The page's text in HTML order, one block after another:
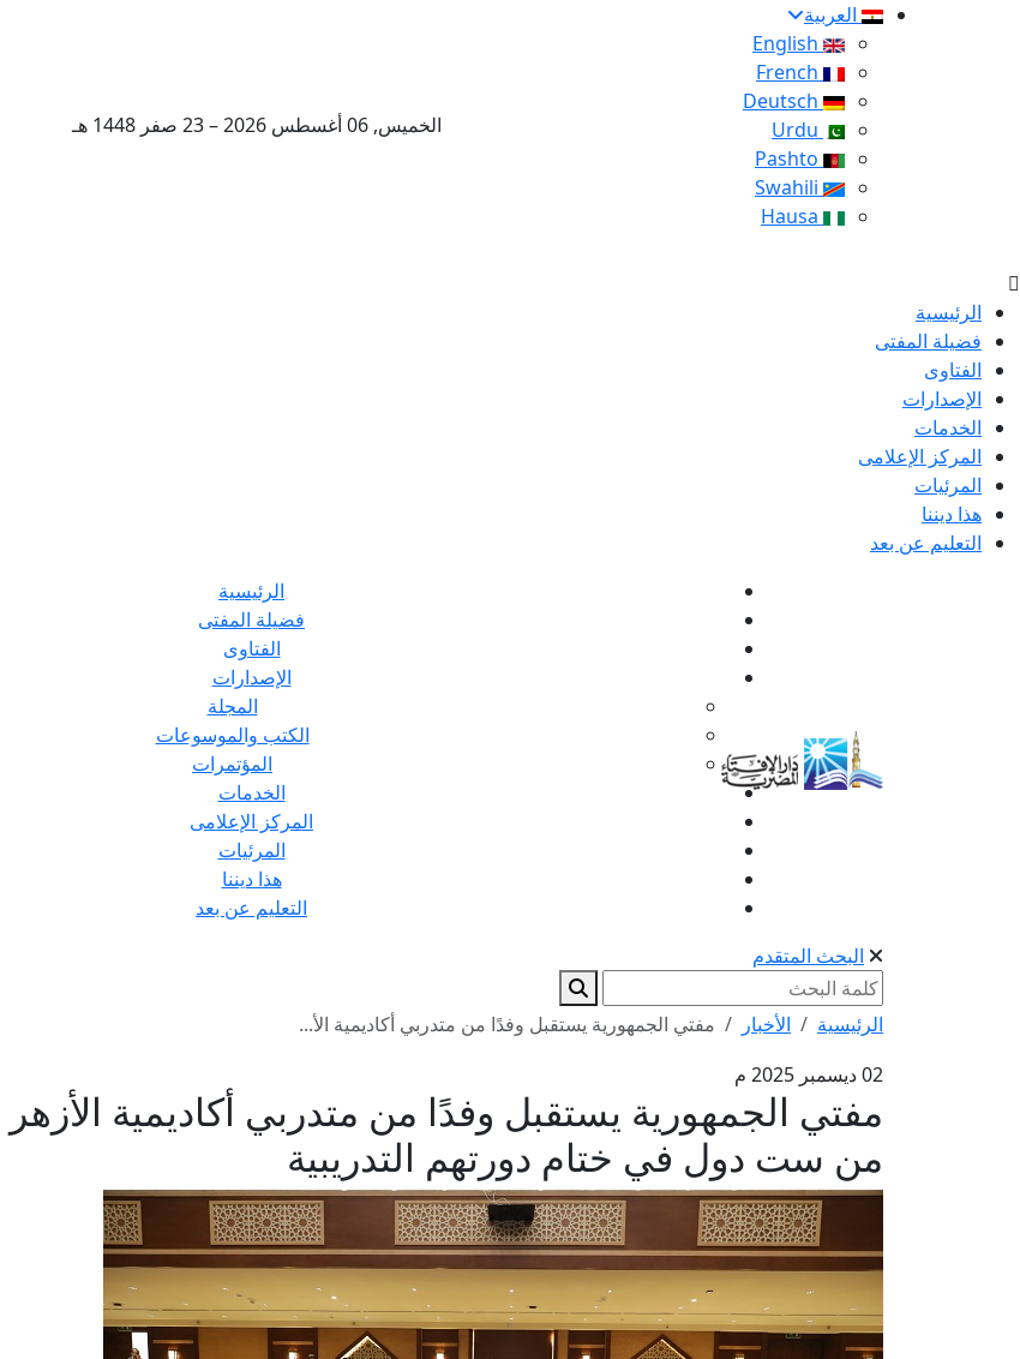
العربية
الخميس, 06 أغسطس 2026 – 23 صفر 1448 هـ
الرئيسية
فضيلة المفتى
الفتاوى
الإصدارات
الخدمات
المركز الإعلامى
المرئيات
هذا ديننا
التعليم عن بعد
الرئيسية
فضيلة المفتى
الفتاوى
الإصدارات
المجلة
الكتب والموسوعات
المؤتمرات
الخدمات
المركز الإعلامى
المرئيات
هذا ديننا
التعليم عن بعد
البحث المتقدم
الرئيسية الأخبار
مفتي الجمهورية يستقبل وفدًا من متدربي أكاديمية الأ...
02 ديسمبر 2025 م
مفتي الجمهورية يستقبل وفدًا من متدربي أكاديمية الأزهر
من ست دول في ختام دورتهم التدريبية